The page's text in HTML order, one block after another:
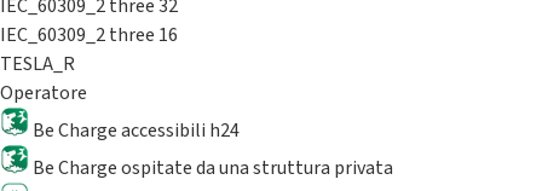
IEC_60309_2 three 32
IEC_60309_2 three 16
TESLA_R
Operatore
Be Charge accessibili h24
Be Charge ospitate da una struttura privata